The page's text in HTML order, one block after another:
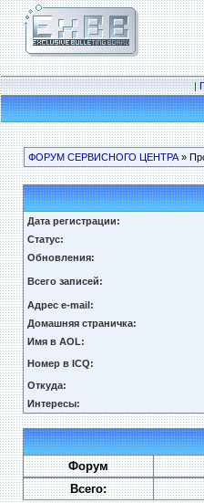
|
ФОРУМ СЕРВИСНОГО ЦЕНТРА»
Дата регистрации:
Статус:
Обновления:
Всего записей:
Адрес e-mail:
Домашняя страничка:
Имя в AOL:
Номер в ICQ:
Откуда:
Интересы:
Форум
Всего: